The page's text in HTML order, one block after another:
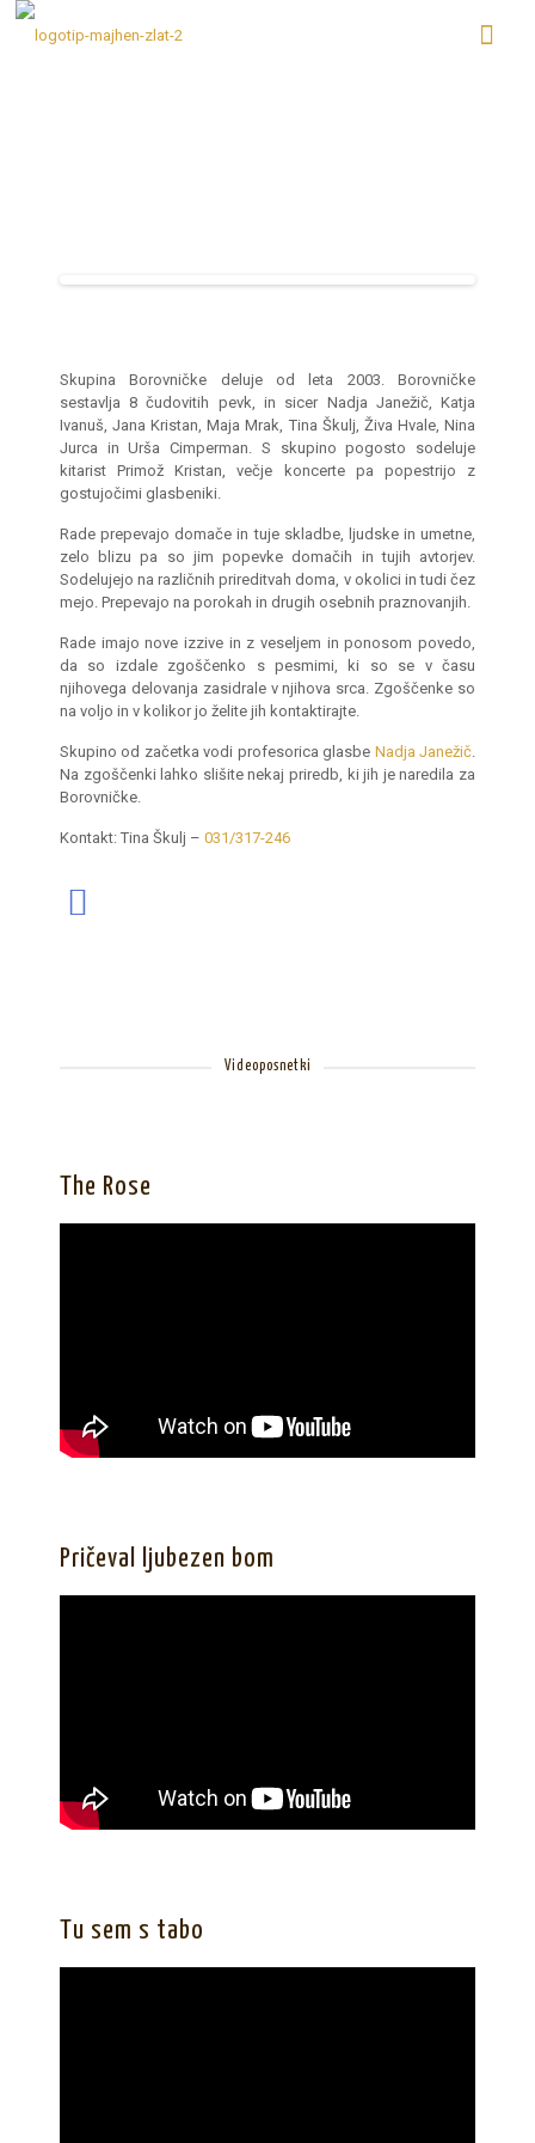
Skupina Borovničke deluje od leta 2003. Borovničke
sestavlja 8 čudovitih pevk, in sicer Nadja Janežič, Katja
Ivanuš, Jana Kristan, Maja Mrak, Tina Škulj, Živa Hvale, Nina
Jurca in Urša Cimperman. S skupino pogosto sodeluje
kitarist Primož Kristan, večje koncerte pa popestrijo z
gostujočimi glasbeniki.
Rade prepevajo domače in tuje skladbe, ljudske in umetne,
zelo blizu pa so jim popevke domačih in tujih avtorjev.
Sodelujejo na različnih prireditvah doma, v okolici in tudi čez
mejo. Prepevajo na porokah in drugih osebnih praznovanjih.
Rade imajo nove izzive in z veseljem in ponosom povedo,
da so izdale zgoščenko s pesmimi, ki so se v času
njihovega delovanja zasidrale v njihova srca. Zgoščenke so
na voljo in v kolikor jo želite jih kontaktirajte.
Skupino od začetka vodi profesorica glasbe Nadja Janežič.
Na zgoščenki lahko slišite nekaj priredb, ki jih je naredila za
Borovničke.
Kontakt: Tina Škulj – 031/317-246
Videoposnetki
The Rose
Pričeval ljubezen bom
Tu sem s tabo